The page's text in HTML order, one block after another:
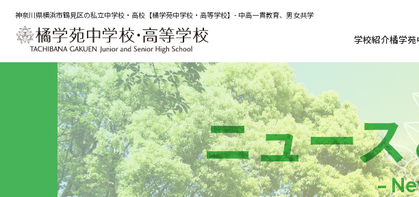
神奈川県横浜市鶴見区の私立中学校・高校【橘学苑中学校・高等学校】- 中高一貫教育、男女共学
学校紹介橘学
ニュース
-